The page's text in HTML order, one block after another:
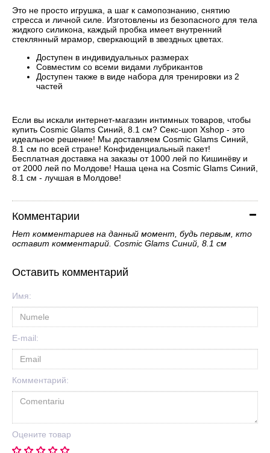
Это не просто игрушка, а шаг к самопознанию, снятию
стресса и личной силе. Изготовлены из безопасного для тела
жидкого силикона, каждый пробка имеет внутренний
стеклянный мрамор, сверкающий в звездных цветах.
Доступен в индивидуальных размерах
Совместим со всеми видами лубрикантов
Доступен также в виде набора для тренировки из 2
частей
Если вы искали интернет-магазин интимных товаров, чтобы
купить Cosmic Glams Синий, 8.1 cм? Секс-шоп Xshop - это
идеальное решение! Мы доставляем Cosmic Glams Синий,
8.1 cм по всей стране! Конфиденциальный пакет!
Бесплатная доставка на заказы от 1000 лей по Кишинёву и
от 2000 лей по Молдове! Наша цена на Cosmic Glams Синий,
8.1 cм - лучшая в Молдове!
Комментарии
Нет комментариев на данный момент, будь первым, кто
оставит комментарий. Cosmic Glams Синий, 8.1 cм
Оставить комментарий
Имя:
E-mail:
Комментарий:
Оцените товар